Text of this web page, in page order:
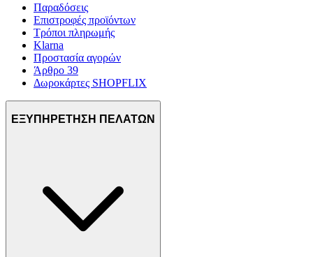
Παραδόσεις
Επιστροφές προϊόντων
Τρόποι πληρωμής
Klarna
Προστασία αγορών
Άρθρο 39
Δωροκάρτες SHOPFLIX
ΕΞΥΠΗΡΕΤΗΣΗ ΠΕΛΑΤΩΝ